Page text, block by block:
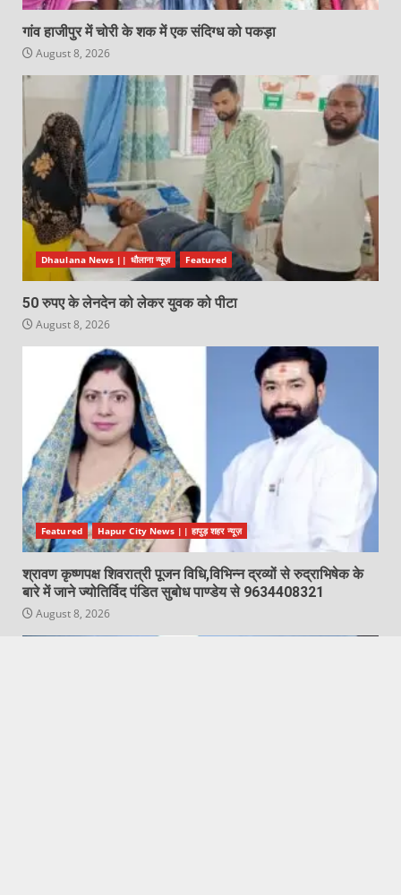
गांव हाजीपुर में चोरी के शक में एक संदिग्ध को पकड़ा
August 8, 2026
Dhaulana News || धौलाना न्यूज़ Featured
50 रुपए के लेनदेन को लेकर युवक को पीटा
August 8, 2026
Featured Hapur City News || हापुड़ शहर न्यूज़
श्रावण कृष्णपक्ष शिवरात्री पूजन विधि,विभिन्न द्रव्यों से रुद्राभिषेक के
बारे में जाने ज्योतिर्विद पंडित सुबोध पाण्डेय से 9634408321
August 8, 2026